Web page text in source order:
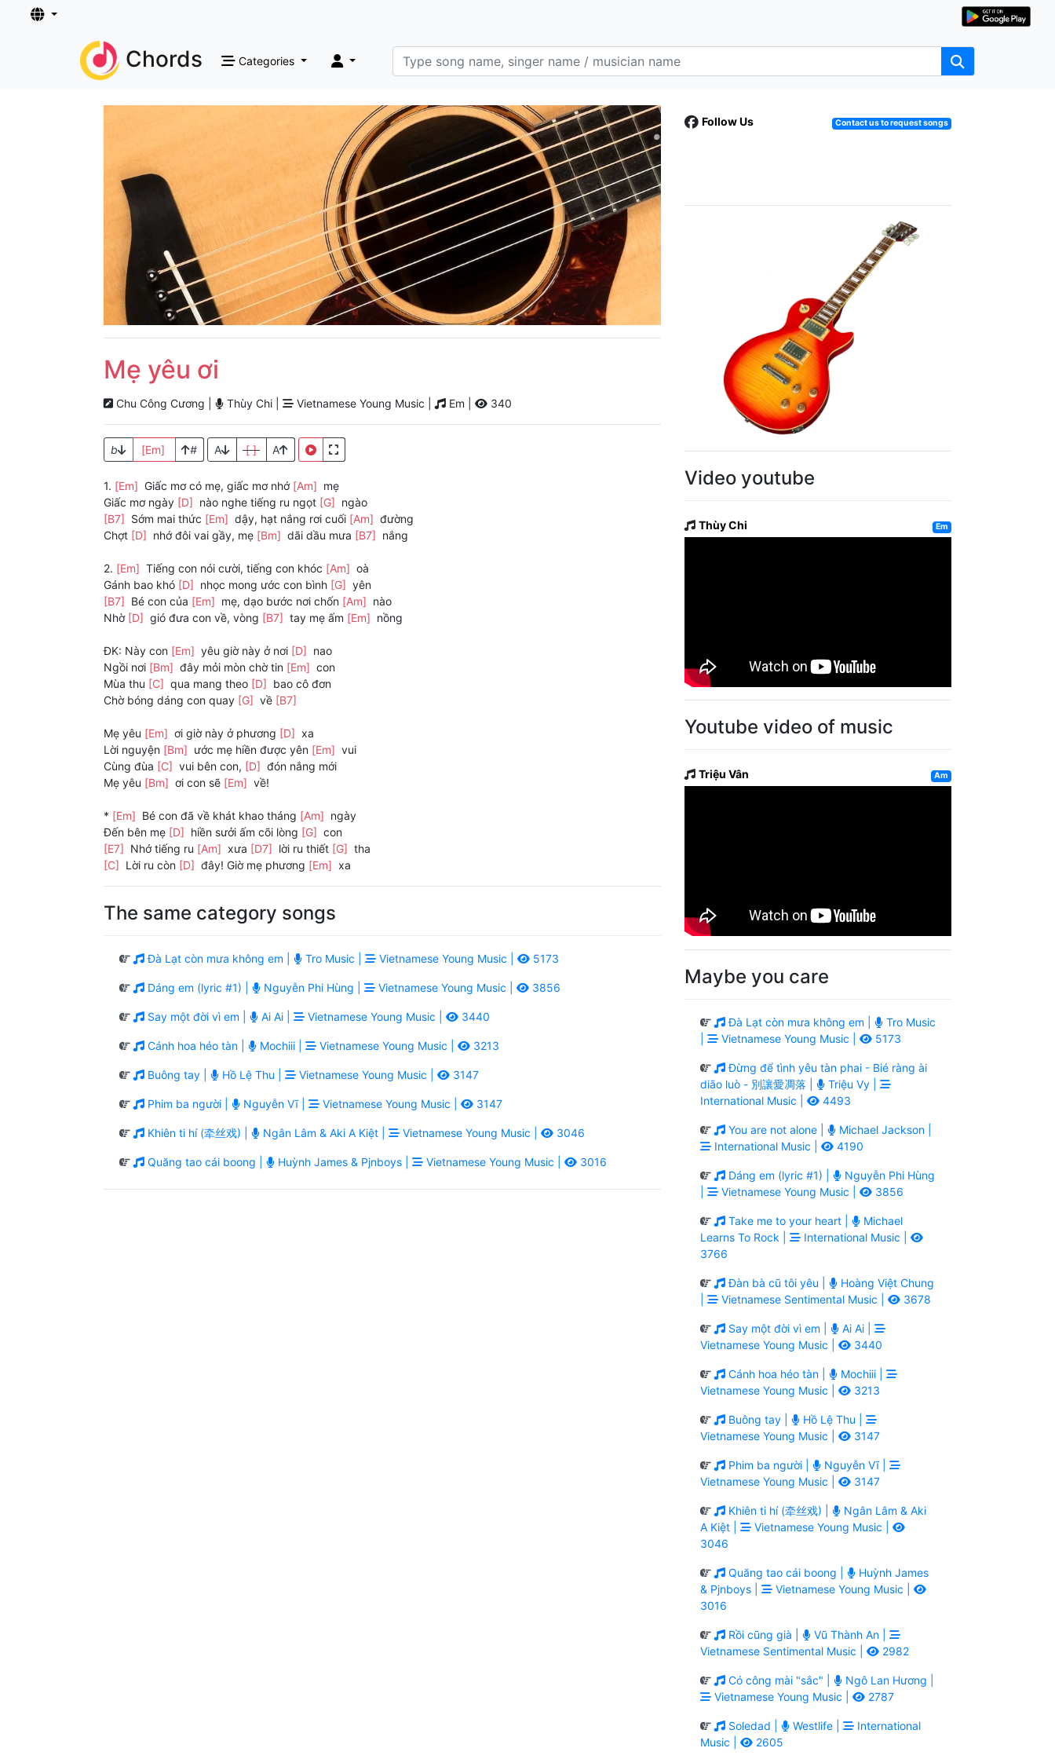
Chords Categories
Mẹ yêu ơi
Chu Công Cương | Thùy Chi | Vietnamese Young Music | Em | 340
b [Em] # A [ ] A
1. [Em] Giấc mơ có mẹ, giấc mơ nhớ [Am] mẹ
Giấc mơ ngày [D] nào nghe tiếng ru ngọt [G] ngào
[B7] Sớm mai thức [Em] dậy, hạt nắng rơi cuối [Am] đường
Chợt [D] nhớ đôi vai gầy, mẹ [Bm] dãi dầu mưa [B7] nắng
2. [Em] Tiếng con nói cười, tiếng con khóc [Am] oà
Gánh bao khó [D] nhọc mong ước con bình [G] yên
[B7] Bé con của [Em] mẹ, dạo bước nơi chốn [Am] nào
Nhờ [D] gió đưa con về, vòng [B7] tay mẹ ấm [Em] nồng
ĐK: Này con [Em] yêu giờ này ở nơi [D] nao
Ngồi nơi [Bm] đây mỏi mòn chờ tin [Em] con
Mùa thu [C] qua mang theo [D] bao cô đơn
Chờ bóng dáng con quay [G] về [B7]
Mẹ yêu [Em] ơi giờ này ở phương [D] xa
Lời nguyện [Bm] ước mẹ hiền được yên [Em] vui
Cùng đùa [C] vui bên con, [D] đón nắng mới
Mẹ yêu [Bm] ơi con sẽ [Em] về!
* [Em] Bé con đã về khát khao tháng [Am] ngày
Đến bên mẹ [D] hiền sưởi ấm cõi lòng [G] con
[E7] Nhớ tiếng ru [Am] xưa [D7] lời ru thiết [G] tha
[C] Lời ru còn [D] đây! Giờ mẹ phương [Em] xa
The same category songs
Đà Lạt còn mưa không em | Tro Music | Vietnamese Young Music | 5173
Dáng em (lyric #1) | Nguyễn Phi Hùng | Vietnamese Young Music | 3856
Say một đời vì em | Ai Ai | Vietnamese Young Music | 3440
Cánh hoa héo tàn | Mochiii | Vietnamese Young Music | 3213
Buông tay | Hồ Lệ Thu | Vietnamese Young Music | 3147
Phim ba người | Nguyễn Vĩ | Vietnamese Young Music | 3147
Khiên ti hí (牵丝戏) | Ngân Lâm & Aki A Kiệt | Vietnamese Young Music | 3046
Quăng tao cái boong | Huỳnh James & Pjnboys | Vietnamese Young Music | 3016
Follow Us Contact us to request songs
Video youtube
Thùy Chi Em
Youtube video of music
Triệu Vân Am
Maybe you care
Đà Lạt còn mưa không em |
Tro Music
Vietnamese Young Music | 5173
Đừng để tình yêu tàn phai - Bié ràng ài
diāo luò - 別讓愛凋落 |
Triệu Vy |
International Music |
4493
You are not alone |
Michael Jackson |
International Music |
4190
Dáng em (lyric #1) |
Nguyễn Phi Hùng
Vietnamese Young Music | 3856
Take me to your heart |
Michael
Learns To Rock |
International Music |
3766
Đàn bà cũ tôi yêu |
Hoàng Việt Chung
Vietnamese Sentimental Music | 3678
Say một đời vì em |
Ai Ai |
Vietnamese Young Music |
3440
Cánh hoa héo tàn |
Mochiii |
Vietnamese Young Music |
3213
Buông tay |
Hồ Lệ Thu |
Vietnamese Young Music |
3147
Phim ba người |
Nguyễn Vĩ |
Vietnamese Young Music |
3147
Khiên ti hí (牵丝戏) |
Ngân Lâm & Aki
A Kiệt |
Vietnamese Young Music |
3046
Quăng tao cái boong |
Huỳnh James
& Pjnboys |
Vietnamese Young Music |
3016
Rồi cũng già |
Vũ Thành An |
Vietnamese Sentimental Music |
2982
Có công mài "sắc" |
Ngô Lan Hương |
Vietnamese Young Music |
2787
Soledad | Westlife |
International
Music |
2605